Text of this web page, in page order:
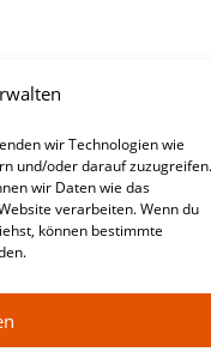
wir Technologien wie
und/oder darauf zuzugreifen.
wir Daten wie das
verarbeiten. Wenn du
können bestimmte